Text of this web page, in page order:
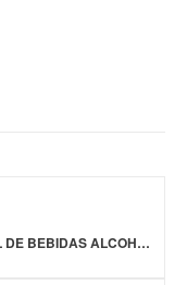
SE PREVÉ QUE INDUSTRIA MUNDIAL DE BEBIDAS ALCOHÓLICAS ALCANCE LOS 2.2 BDD EN 2030